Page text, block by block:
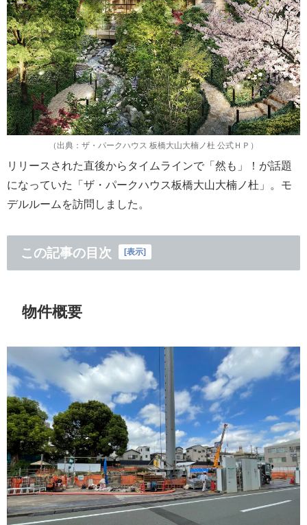
（出典：ザ・パークハウス 板橋大山大楠ノ杜 公式ＨＰ）
リリースされた直後からタイムラインで「然も」！が話題
になっていた「ザ・パークハウス板橋大山大楠ノ杜」。モ
デルルームを訪問しました。
この記事の目次 表示
物件概要